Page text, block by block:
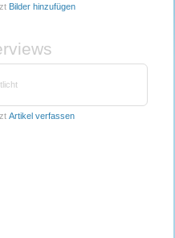
Bilder hinzufügen
Artikel verfassen